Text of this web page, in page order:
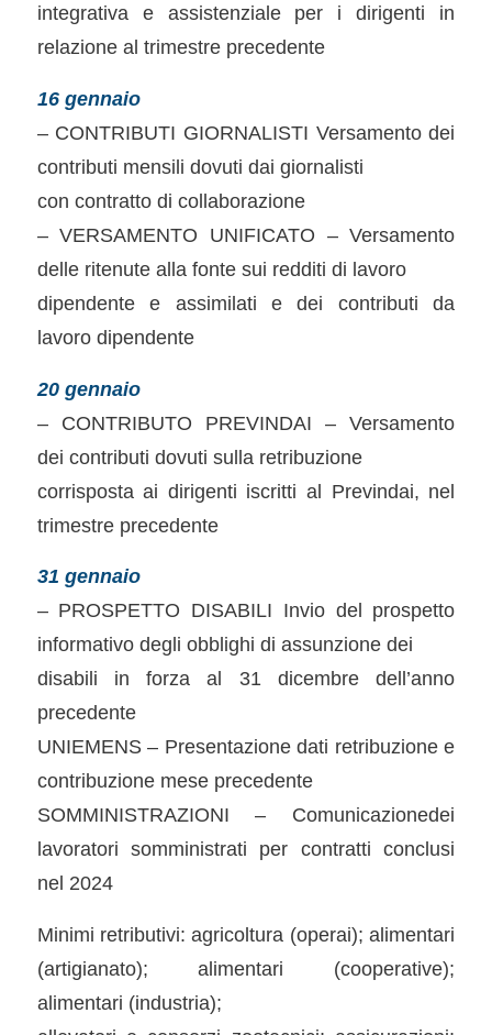
integrativa e assistenziale per i dirigenti in
relazione al trimestre precedente
16 gennaio
– CONTRIBUTI GIORNALISTI Versamento dei
contributi mensili dovuti dai giornalisti
con contratto di collaborazione
– VERSAMENTO UNIFICATO – Versamento
delle ritenute alla fonte sui redditi di lavoro
dipendente e assimilati e dei contributi da
lavoro dipendente
20 gennaio
– CONTRIBUTO PREVINDAI – Versamento
dei contributi dovuti sulla retribuzione
corrisposta ai dirigenti iscritti al Previndai, nel
trimestre precedente
31 gennaio
– PROSPETTO DISABILI Invio del prospetto
informativo degli obblighi di assunzione dei
disabili in forza al 31 dicembre dell’anno
precedente
UNIEMENS – Presentazione dati retribuzione e
contribuzione mese precedente
SOMMINISTRAZIONI – Comunicazionedei
lavoratori somministrati per contratti conclusi
nel 2024
Minimi retributivi: agricoltura (operai); alimentari
(artigianato); alimentari (cooperative);
alimentari (industria);